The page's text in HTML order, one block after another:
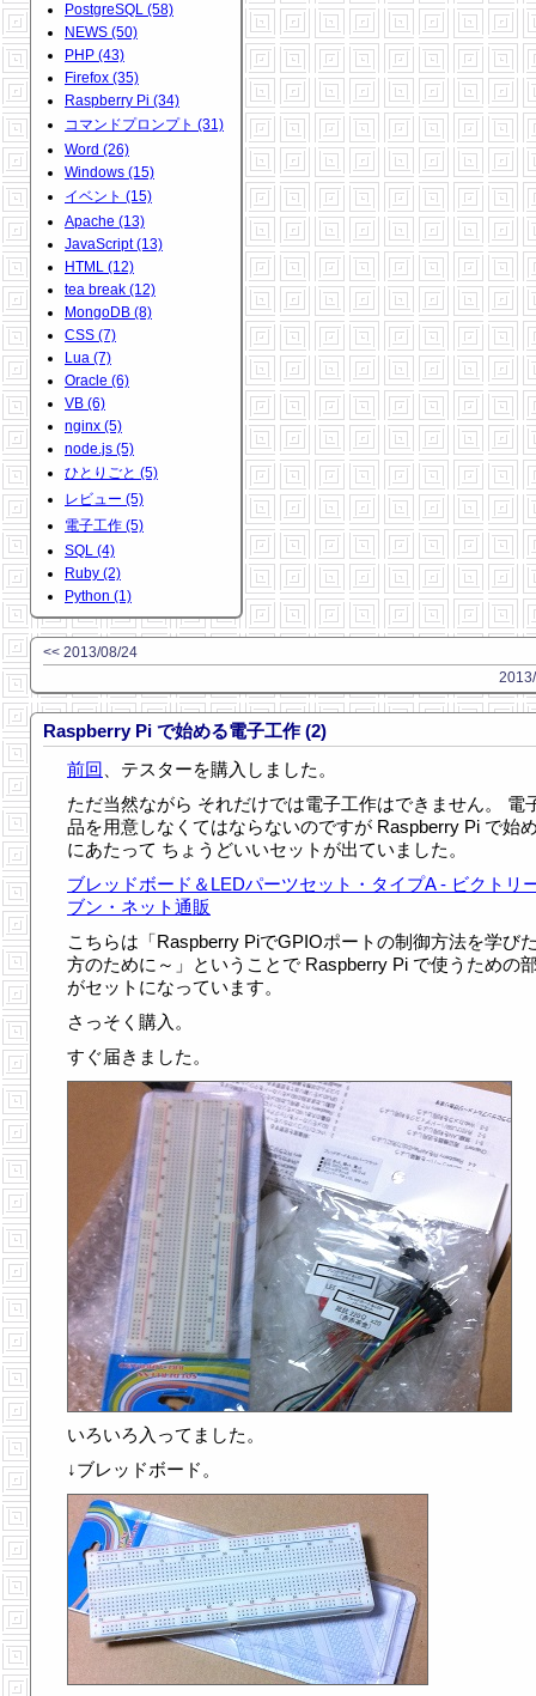
PostgreSQL (58)
NEWS (50)
PHP (43)
Firefox (35)
Raspberry Pi (34)
コマンドプロンプト (31)
Word (26)
Windows (15)
イベント (15)
Apache (13)
JavaScript (13)
HTML (12)
tea break (12)
MongoDB (8)
CSS (7)
Lua (7)
Oracle (6)
VB (6)
nginx (5)
node.js (5)
ひとりごと (5)
レビュー (5)
電子工作 (5)
SQL (4)
Ruby (2)
Python (1)
<< 2013/08/24
Raspberry Pi で始める電子工作 (2)
前回 、テスターを購入しました。
ただ当然ながら それだけでは電子工作はできません。 電
品を用意しなくてはならないのですが Raspberry Pi で始
にあたって ちょうどいいセットが出ていました。
ブレッドボード＆LEDパーツセット・タイプA - ビクトリ
ブン・ネット通販
こちらは「Raspberry PiでGPIOポートの制御方法を学び
方のために～」ということで Raspberry Pi で使うための
がセットになっています。
さっそく購入。
すぐ届きました。
いろいろ入ってました。
↓ブレッドボード。